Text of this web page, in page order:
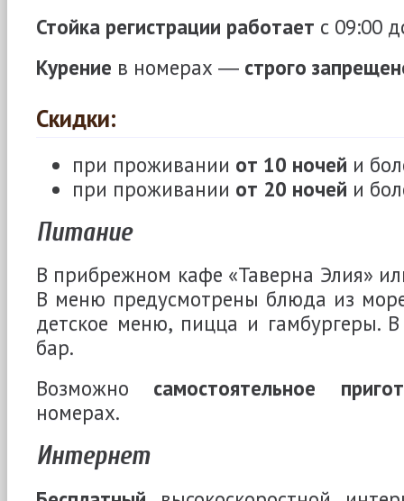
Стойка регистрации работает с 09:00
Курение в номерах ― строго
Скидки:
при проживании от 10 ночей и
при проживании от 20 ночей и
Питание
В прибрежном кафе «Таверна Элия»
В меню предусмотрены блюда из
детское меню, пицца и гамбургеры.
бар.
Возможно самостоятельное
номерах.
Интернет